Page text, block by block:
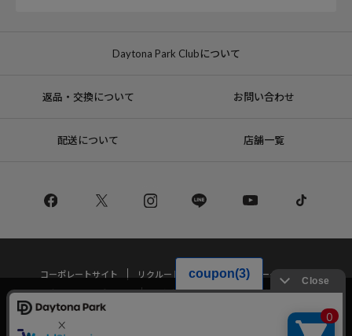
Daytona Park Clubについて
返品・交換について お問い合わせ
配送について 店舗一覧
コーポレートサイト リクルート
サステナブルマークについて
プライバシーポリシー
特定商取引法・古物営業法に基づく表記
当サイトでは利用体験の向上およびコンテンツの最適な提供、トラフィック
の分析を目的としてCookieを使用しています。